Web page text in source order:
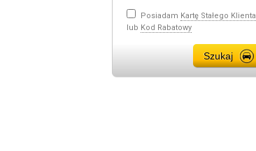
Posiadam Kartę Stałego Klienta
lub Kod Rabatowy